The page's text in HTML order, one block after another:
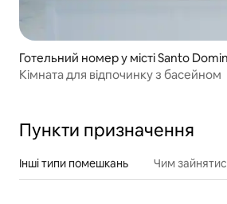
Готельний номер у місті Santo
Кімната для відпочинку з басейном
Пункти призначення
Інші типи помешкань Чим